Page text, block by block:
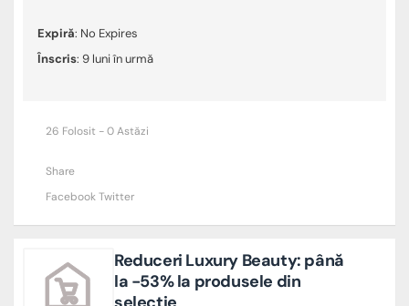
Expiră: No Expires
Înscris: 9 luni în urmă
26 Folosit - 0 Astăzi
Share
FacebookTwitter
Reduceri Luxury Beauty: până
la -53% la produsele din